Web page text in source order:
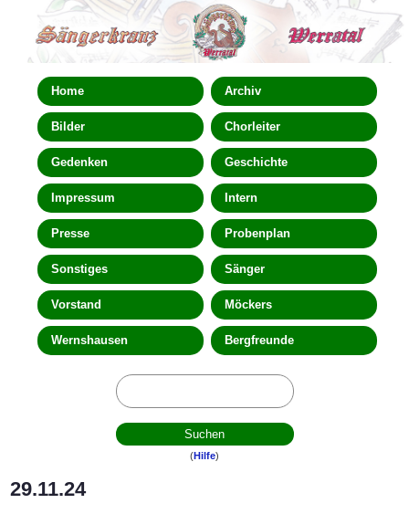
Home Archiv
Bilder Chorleiter
Gedenken Geschichte
Impressum Intern
Presse Probenplan
Sonstiges Sänger
Vorstand Möckers
Wernshausen Bergfreunde
(Hilfe)
29.11.24